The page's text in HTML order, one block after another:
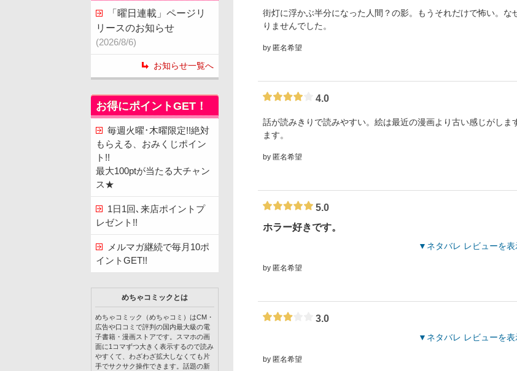
街灯に浮かぶ半分になった人間？の影。もうそれだけで怖い。
りませんでした。
by 匿名希望
4.0
話が読みきりで読みやすい。絵は最近の漫画より古い感じがし
ます。
by 匿名希望
5.0
ホラー好きです。
ネタバレ レビューを表
by 匿名希望
3.0
ネタバレ レビューを表
by 匿名希望
「曜日連載」ページリ
リースのお知らせ
(2026/8/6)
お知らせ一覧へ
お得にポイントGET！
毎週火曜･木曜限定!!絶対
もらえる、おみくじポイン
ト!!
最大100ptが当たる大チャン
ス★
1日1回､来店ポイントプ
レゼント!!
メルマガ継続で毎月10ポ
イントGET!!
めちゃコミックとは
めちゃコミック（めちゃコミ）はCM・
広告や口コミで評判の国内最大級の電
子書籍・漫画ストアです。スマホの画
面に1コマずつ大きく表示するので読み
やすくて、わざわざ拡大しなくても片
手でサクサク操作できます。話題の新